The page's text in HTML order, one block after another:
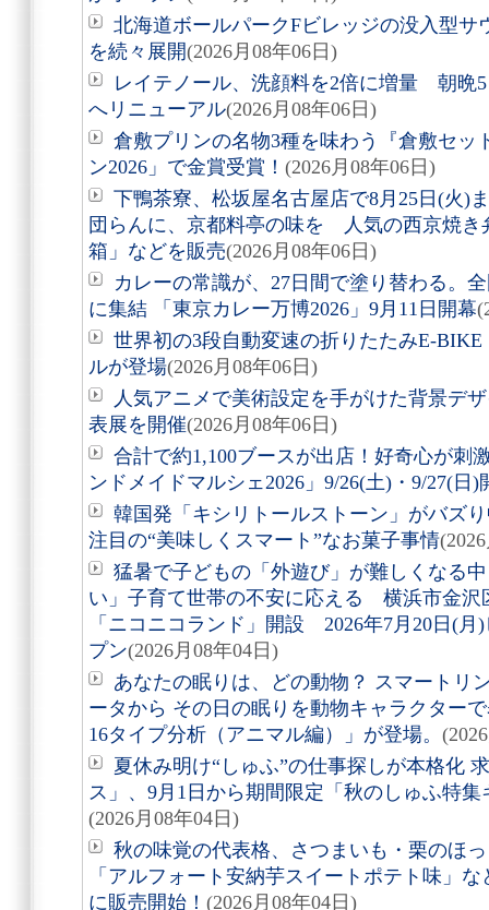
北海道ボールパークFビレッジの没入型サ
を続々展開(2026月08年06日)
レイテノール、洗顔料を2倍に増量 朝晩
へリニューアル(2026月08年06日)
倉敷プリンの名物3種を味わう『倉敷セッ
ン2026」で金賞受賞！ (2026月08年06日)
下鴨茶寮、松坂屋名古屋店で8月25日(火)
団らんに、京都料亭の味を 人気の西京焼き
箱」などを販売(2026月08年06日)
カレーの常識が、27日間で塗り替わる。
に集結 「東京カレー万博2026」9月11日開幕
世界初の3段自動変速の折りたたみE-
ルが登場(2026月08年06日)
人気アニメで美術設定を手がけた背景デ
表展を開催(2026月08年06日)
合計で約1,100ブースが出店！好奇心が
ンドメイドマルシェ2026」9/26(土)・9/27(日)
韓国発「キシリトールストーン」がバズ
注目の“美味しくスマート”なお菓子事情
猛暑で子どもの「外遊び」が難しくなる
い」子育て世帯の不安に応える 横浜市金沢
「ニコニコランド」開設 2026年7月20日(
プン(2026月08年04日)
あなたの眠りは、どの動物？ スマートリ
ータから その日の眠りを動物キャラクター
16タイプ分析（アニマル編）」が登場。
夏休み明け“しゅふ”の仕事探しが本格化
ス」、9月1日から期間限定「秋のしゅふ特
(2026月08年04日)
秋の味覚の代表格、さつまいも・栗のほ
「アルフォート安納芋スイートポテト味」
に販売開始！ (2026月08年04日)